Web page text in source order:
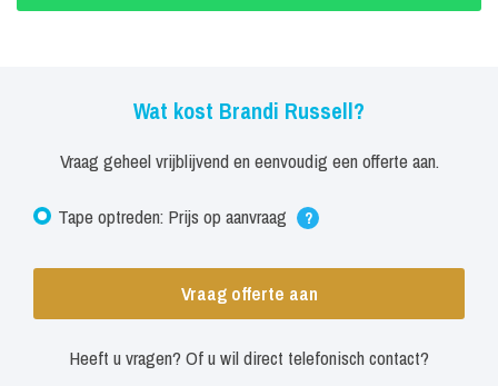
Wat kost Brandi Russell?
Vraag geheel vrijblijvend en eenvoudig een offerte aan.
Tape optreden: Prijs op aanvraag ?
Vraag offerte aan
Heeft u vragen? Of u wil direct telefonisch contact?